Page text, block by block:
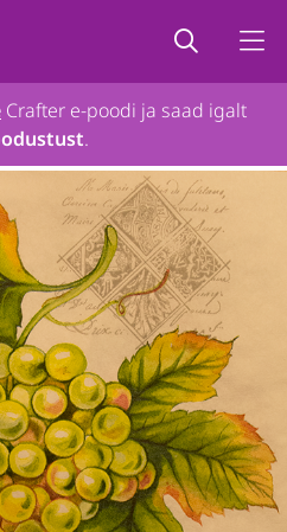
Crafter e-poodi ja saad igalt
.